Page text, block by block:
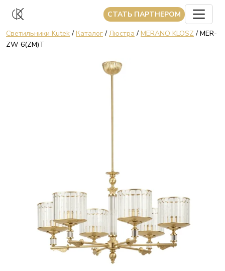
CТАТЬ ПАРТНЕРОМ
Светильники Kutek/ Каталог/ Люстра / MERANO KLOSZ / MER-
ZW-6(ZM)T